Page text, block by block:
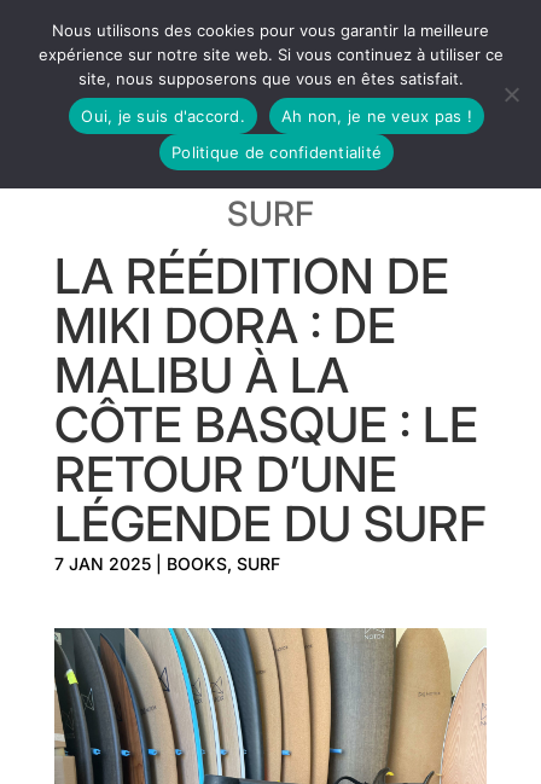
SURF
LA RÉÉDITION DE
MIKI DORA : DE
MALIBU À LA
CÔTE BASQUE : LE
RETOUR D’UNE
LÉGENDE DU SURF
7 JAN 2025| BOOKS, SURF
Nous utilisons des cookies pour vous garantir la meilleure
expérience sur notre site web. Si vous continuez à utiliser ce
site, nous supposerons que vous en êtes satisfait.
Oui, je suis d'accord.
Ah non, je ne veux pas !
Politique de confidentialité